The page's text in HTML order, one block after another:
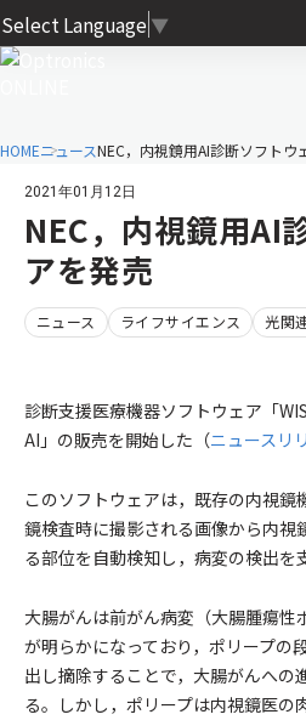
Select Language ▼
HOMEニュースNEC，内視鏡用AI診断ソフトウ
2021年01月12日
NEC，内視鏡用AI
アを発売
ニュース ライフサイエンス 光関
診断支援医療機器ソフトウェア「
AI」の販売を開始した（ニュースリ
このソフトウェアは，既存の内視鏡
鏡検査時に撮影される画像から内視
る部位を自動検知し，病変の検出を
大腸がんは前がん病変（大腸腫瘍性
が明らかになっており，ポリープの
出し摘除することで，大腸がんへの
る。しかし，ポリープは内視鏡医の